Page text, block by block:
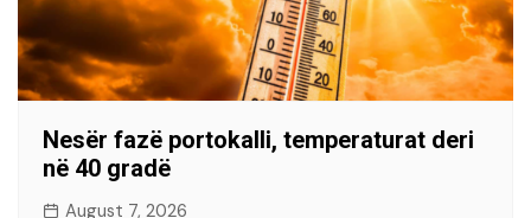
Nesër fazë portokalli, temperaturat deri
në 40 gradë
August 7, 2026